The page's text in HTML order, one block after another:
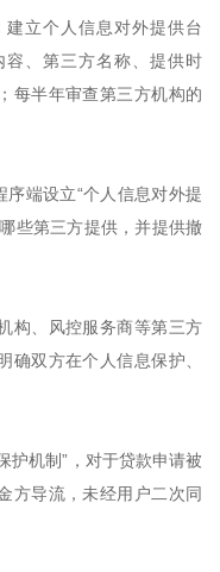
建立个人信息对外提供台
、第三方名称、提供时
每半年审查第三方机构的
序端设立“个人信息对外提
些第三方提供，并提供撤
构、风控服务商等第三方
确双方在个人信息保护、
护机制”，对于贷款申请被
方导流，未经用户二次同